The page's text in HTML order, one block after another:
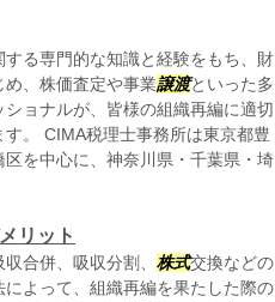
る専門的な知識と経験をもち、財
、株価査定や事業譲渡といった多
ョナルが、皆様の組織再編に適切
。 CIMA税理士事務所は東京都豊
を中心に、神奈川県・千葉県・埼
リット
合併、吸収分割、 株式交換などの
よって、組織再編を果たした際の